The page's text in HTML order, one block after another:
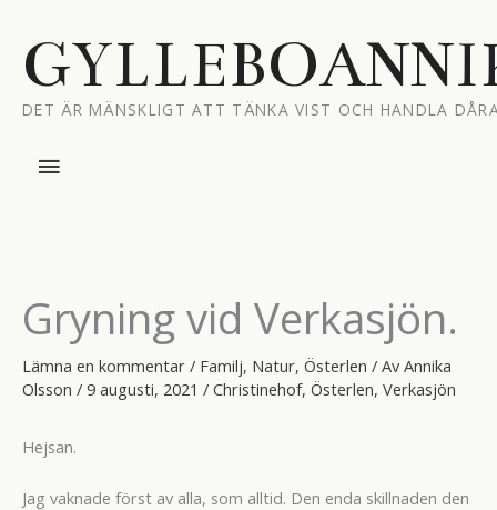
innehåll
DET ÄR MÄNSKLIGT ATT TÄNKA VIST OCH HANDLA
Huvudmeny
Gryning vid Verkasjön.
Lämna en kommentar / Familj, Natur, Österlen / Av Annika
Olsson / 9 augusti, 2021 / Christinehof, Österlen, Verkasjön
Hejsan.
Jag vaknade först av alla, som alltid. Den enda skillnaden den